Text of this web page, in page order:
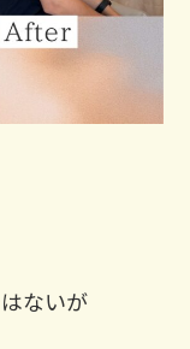
ないが